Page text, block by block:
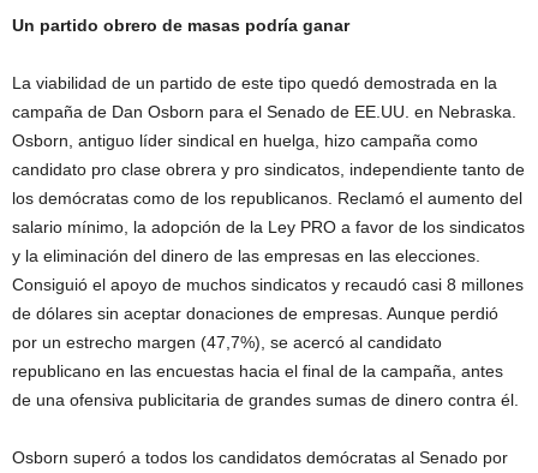
Un partido obrero de masas podría ganar
La viabilidad de un partido de este tipo quedó demostrada en la
campaña de Dan Osborn para el Senado de EE.UU. en Nebraska.
Osborn, antiguo líder sindical en huelga, hizo campaña como
candidato pro clase obrera y pro sindicatos, independiente tanto de
los demócratas como de los republicanos. Reclamó el aumento del
salario mínimo, la adopción de la Ley PRO a favor de los sindicatos
y la eliminación del dinero de las empresas en las elecciones.
Consiguió el apoyo de muchos sindicatos y recaudó casi 8 millones
de dólares sin aceptar donaciones de empresas. Aunque perdió
por un estrecho margen (47,7%), se acercó al candidato
republicano en las encuestas hacia el final de la campaña, antes
de una ofensiva publicitaria de grandes sumas de dinero contra él.
Osborn superó a todos los candidatos demócratas al Senado por